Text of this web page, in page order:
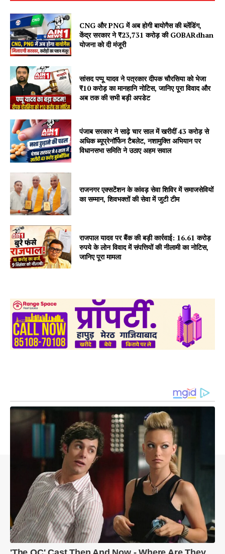
CNG और PNG में अब होगी बायोगैस की ब्लेंडिंग,
केंद्र सरकार ने ₹23,731 करोड़ की GOBARdhan
योजना को दी मंजूरी
सांसद पप्पू यादव ने पत्रकार दीपक चौरसिया को भेजा
₹10 करोड़ का मानहानि नोटिस, जानिए पूरा विवाद और
अब तक की सभी बड़ी अपडेट
पंजाब सरकार ने साढ़े चार साल में खरीदीं 43 करोड़ से
अधिक ब्यूप्रेनॉर्फिन टैबलेट, नशामुक्ति अभियान पर
विधानसभा समिति ने उठाए अहम सवाल
राजनगर एक्सटेंशन के कांवड़ सेवा शिविर में समाजसेवियों
का सम्मान, शिवभक्तों की सेवा में जुटी टीम
राजपाल यादव पर बैंक की बड़ी कार्रवाई: 16.61 करोड़
रुपये के लोन विवाद में संपत्तियों की नीलामी का नोटिस,
जानिए पूरा मामला